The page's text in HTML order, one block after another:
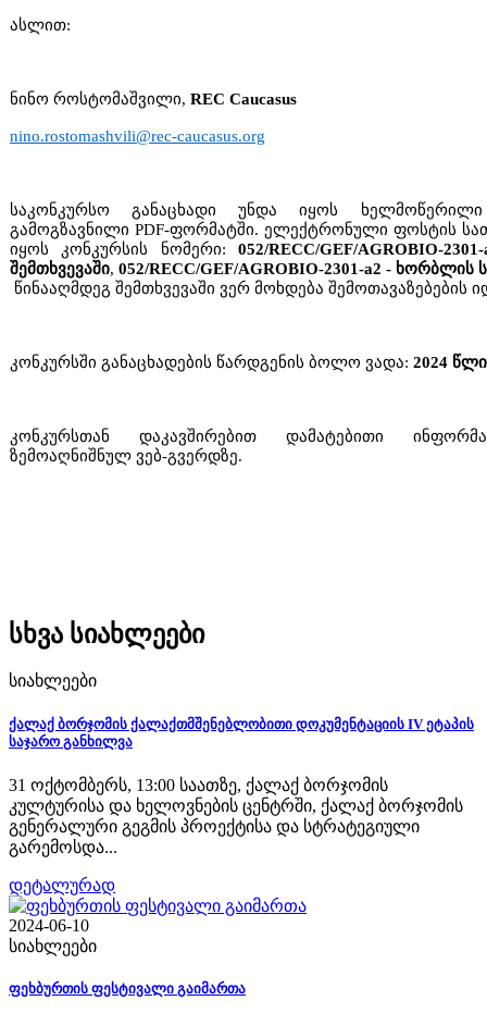
ასლით:
ნინო როსტომაშვილი, REC Caucasus
nino.rostomashvili@rec-caucasus.org
საკონკურსო განაცხადი უნდა იყოს
გამოგზავნილი PDF-ფორმატში. ელექტრონული ფოსტის
იყოს კონკურსის ნომერი: 052/RECC/GEF/AGROBIO-
შემთხვევაში, 052/RECC/GEF/AGROBIO-2301-a2 - ხორბლის
წინააღმდეგ შემთხვევაში ვერ მოხდება შემოთავაზებების
კონკურსში განაცხადების წარდგენის ბოლო ვადა: 2024
კონკურსთან დაკავშირებით დამატებითი
ზემოაღნიშნულ ვებ-გვერდზე.
სხვა სიახლეები
სიახლეები
ქალაქ ბორჯომის ქალაქთმშენებლობითი დოკუმენტაციის IV ეტაპის
საჯარო განხილვა
31 ოქტომბერს, 13:00 საათზე, ქალაქ ბორჯომის
კულტურისა და ხელოვნების ცენტრში, ქალაქ ბორჯომის
გენერალური გეგმის პროექტისა და სტრატეგიული
გარემოსდა...
დეტალურად
2024-06-10
სიახლეები
ფეხბურთის ფესტივალი გაიმართა